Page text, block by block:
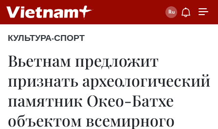
КУЛЬТУРА-СПОРТ
Вьетнам предложит
признать археологический
памятник Окео-Батхе
объектом всемирного